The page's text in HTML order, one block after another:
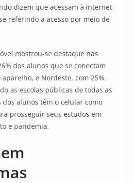
dizem que acessam à internet
referindo a acesso por meio de
mostrou-se destaque nas
dos alunos que se conectam
e Nordeste, com 25%.
as escolas públicas de todas as
dos alunos têm o celular como
prosseguir seus estudos em
e pandemia.